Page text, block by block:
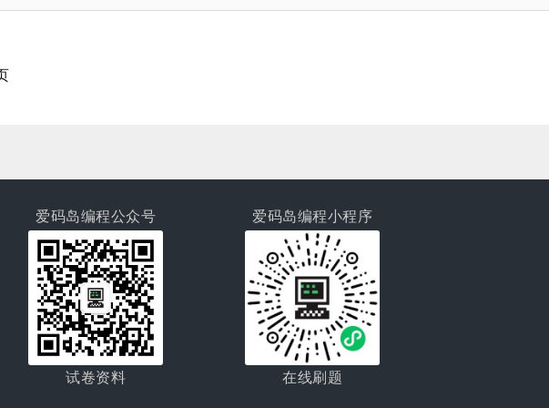
爱码岛编程公众号
试卷资料
爱码岛编程小程序
在线刷题